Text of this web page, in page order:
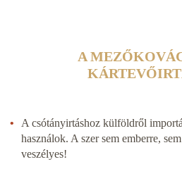
A
A csótányirtáshoz külföldről
használok. A szer sem emberre,
veszélyes!